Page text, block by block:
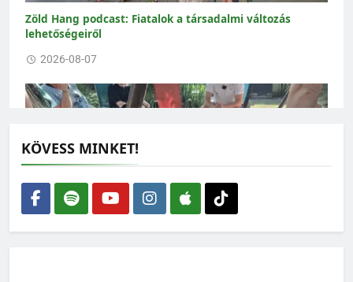
Zöld Hang podcast: Fiatalok a társadalmi változás
lehetőségeiről
2026-08-07
Zöld Hang podcast: Szolidáris Közösségek
2026-07-31
KÖVESS MINKET!